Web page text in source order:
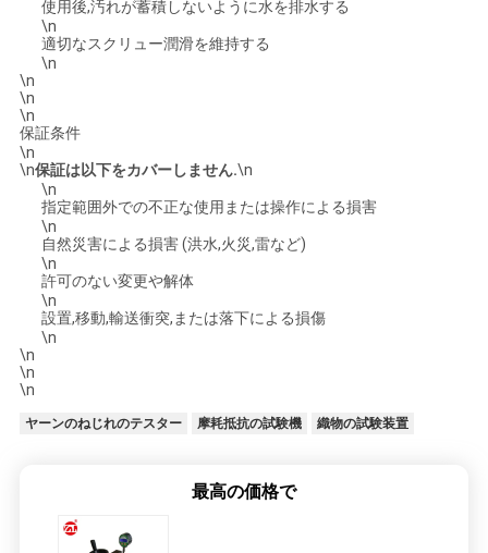
使用後,汚れが蓄積しないように水を排水する
\n
適切なスクリュー潤滑を維持する
\n
\n
\n
\n
保証条件
\n
\n保証は以下をカバーしません.\n
\n
指定範囲外での不正な使用または操作による損害
\n
自然災害による損害 (洪水,火災,雷など)
\n
許可のない変更や解体
\n
設置,移動,輸送衝突,または落下による損傷
\n
\n
\n
\n
ヤーンのねじれのテスター 摩耗抵抗の試験機 織物の試験装置
最高の価格で